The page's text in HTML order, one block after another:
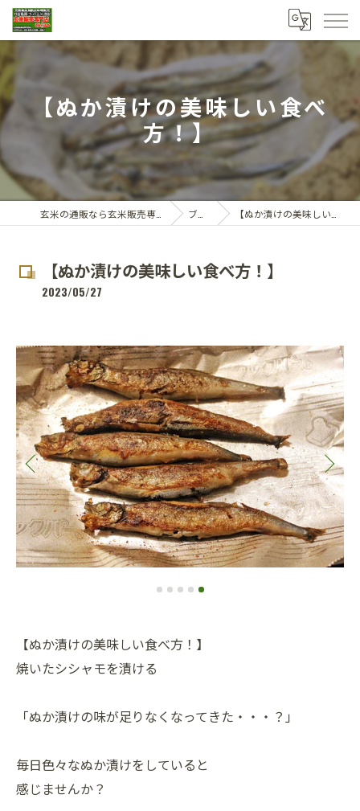
【ぬか漬けの美味しい食べ
方！】
ブログ 【ぬか漬けの美味しい食べ方！】
【ぬか漬けの美味しい食べ方！】
2023/05/27
【ぬか漬けの美味しい食べ方！】
焼いたシシャモを漬ける
「ぬか漬けの味が足りなくなってきた・・・？」
毎日色々なぬか漬けをしていると
感じませんか？